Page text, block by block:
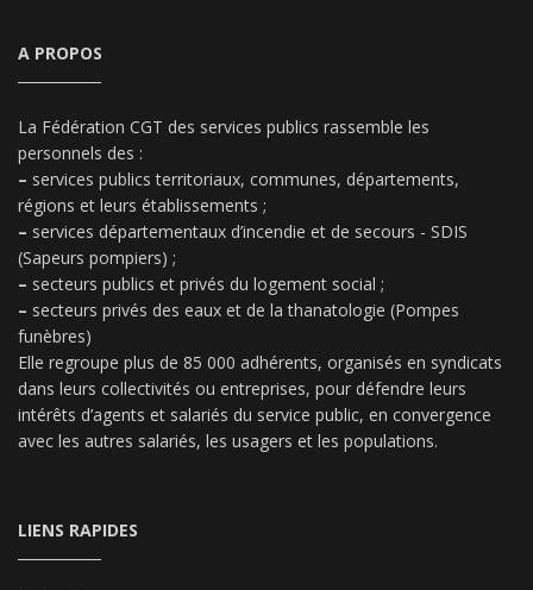
A PROPOS
La Fédération CGT des services publics rassemble les
personnels des :
– services publics territoriaux, communes, départements,
régions et leurs établissements ;
– services départementaux d’incendie et de secours - SDIS
(Sapeurs pompiers) ;
– secteurs publics et privés du logement social ;
– secteurs privés des eaux et de la thanatologie (Pompes
funèbres)
Elle regroupe plus de 85 000 adhérents, organisés en syndicats
dans leurs collectivités ou entreprises, pour défendre leurs
intérêts d’agents et salariés du service public, en convergence
avec les autres salariés, les usagers et les populations.
LIENS RAPIDES